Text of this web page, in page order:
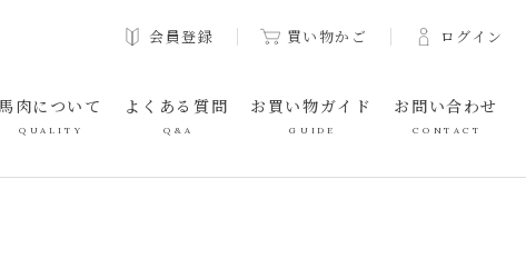
会員登録 買い物かご ログイン
肉について よくある質問 お買い物ガイド お問い合わせ